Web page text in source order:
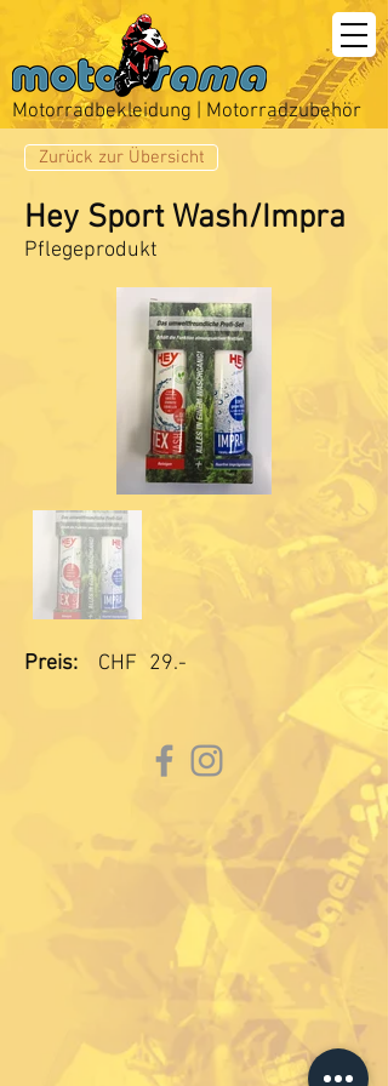
Motorradbekleidung | Motorradzubehör
Zurück zur Übersicht
Hey Sport Wash/Impra
Pflegeprodukt
29.-
CHF
Preis: